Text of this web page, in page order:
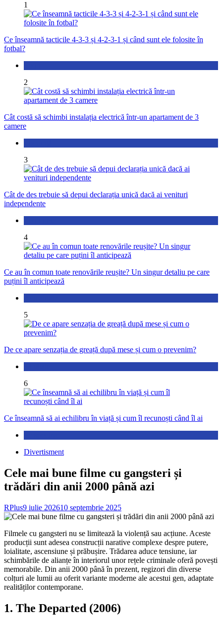
1
Ce înseamnă tacticile 4-3-3 și 4-2-3-1 și când sunt ele folosite în
fotbal?
2
Cât costă să schimbi instalația electrică într-un apartament de 3
camere
3
Cât de des trebuie să depui declarația unică dacă ai venituri
independente
4
Ce au în comun toate renovările reușite? Un singur detaliu pe care
puțini îl anticipează
5
De ce apare senzația de greață după mese și cum o prevenim?
6
Ce înseamnă să ai echilibru în viață și cum îl recunoști când îl ai
Divertisment
Cele mai bune filme cu gangsteri și
trădări din anii 2000 până azi
RPlus9 iulie 202610 septembrie 2025
Filmele cu gangsteri nu se limitează la violență sau acțiune. Aceste
producții sunt adesea construcții narative complexe despre putere,
loialitate, ascensiune și prăbușire. Trădarea aduce tensiune, iar
schimbările de alianțe în interiorul unor rețele criminale oferă povești
memorabile. Din anii 2000 până în prezent, regizori din diverse
colțuri ale lumii au oferit variante moderne ale acestui gen, adaptate
realităților contemporane.
1. The Departed (2006)